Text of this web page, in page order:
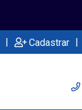
| Cadastrar |